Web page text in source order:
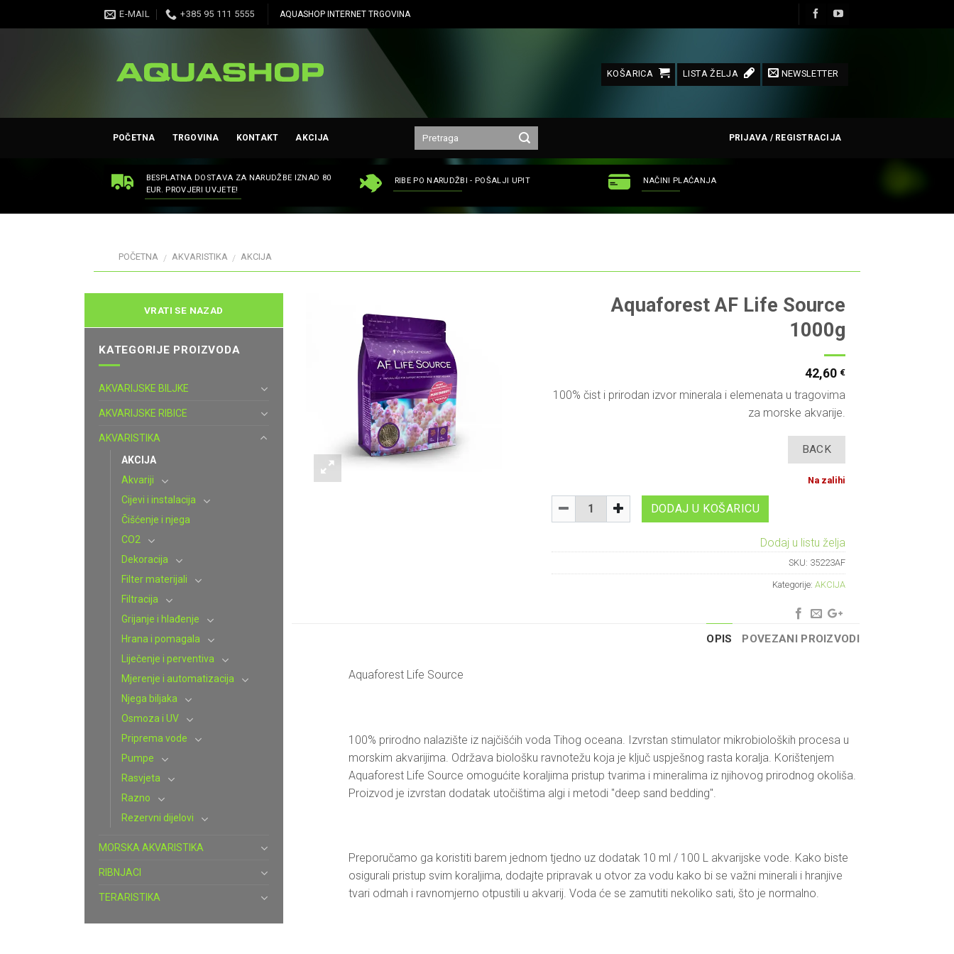
to
E-MAIL +385 95 111 5555 AQUASHOP INTERNET TRGOVINA
KOŠARICA LISTA ŽELJA NEWSLETTER
POČETNA TRGOVINA KONTAKT AKCIJA PRIJAVA / REGISTRACIJA
BESPLATNA DOSTAVA ZA NARUDŽBE IZNAD 80
EUR. PROVJERI UVJETE!
RIBE PO NARUDŽBI - POŠALJI UPIT NAČINI PLAĆANJA
POČETNA / AKVARISTIKA / AKCIJA
Aquaforest AF Life Source
1000g
42,60 €
100% čist i prirodan izvor minerala i elemenata u tragovima
za morske akvarije.
Na zalihi
-
Količina
+ DODAJ U KOŠARICU
Dodaj u listu želja
SKU: 35223AF
Kategorije: AKCIJA
OPIS POVEZANI PROIZVODI
Aquaforest Life Source
100% prirodno nalazište iz najčišćih voda Tihog oceana. Izvrstan stimulator mikrobioloških procesa u
morskim akvarijima. Održava biološku ravnotežu koja je ključ uspješnog rasta koralja. Korištenjem
Aquaforest Life Source omogućite koraljima pristup tvarima i mineralima iz njihovog prirodnog okoliša.
Proizvod je izvrstan dodatak utočištima algi i metodi "deep sand bedding".
Preporučamo ga koristiti barem jednom tjedno uz dodatak 10 ml / 100 L akvarijske vode. Kako biste
osigurali pristup svim koraljima, dodajte pripravak u otvor za vodu kako bi se važni minerali i hranjive
tvari odmah i ravnomjerno otpustili u akvarij. Voda će se zamutiti nekoliko sati, što je normalno.
KATEGORIJE PROIZVODA
AKVARIJSKE BILJKE
AKVARIJSKE RIBICE
AKVARISTIKA
AKCIJA
Akvariji
Cijevi i instalacija
Čišćenje i njega
CO2
Dekoracija
Filter materijali
Filtracija
Grijanje i hlađenje
Hrana i pomagala
Liječenje i perventiva
Mjerenje i automatizacija
Njega biljaka
Osmoza i UV
Priprema vode
Pumpe
Rasvjeta
Razno
Rezervni dijelovi
MORSKA AKVARISTIKA
RIBNJACI
TERARISTIKA